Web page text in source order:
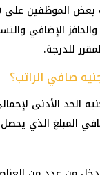
الإضافي
للدرجة.
مبلغ 8000 جنيه الحد
المبلغ الذي